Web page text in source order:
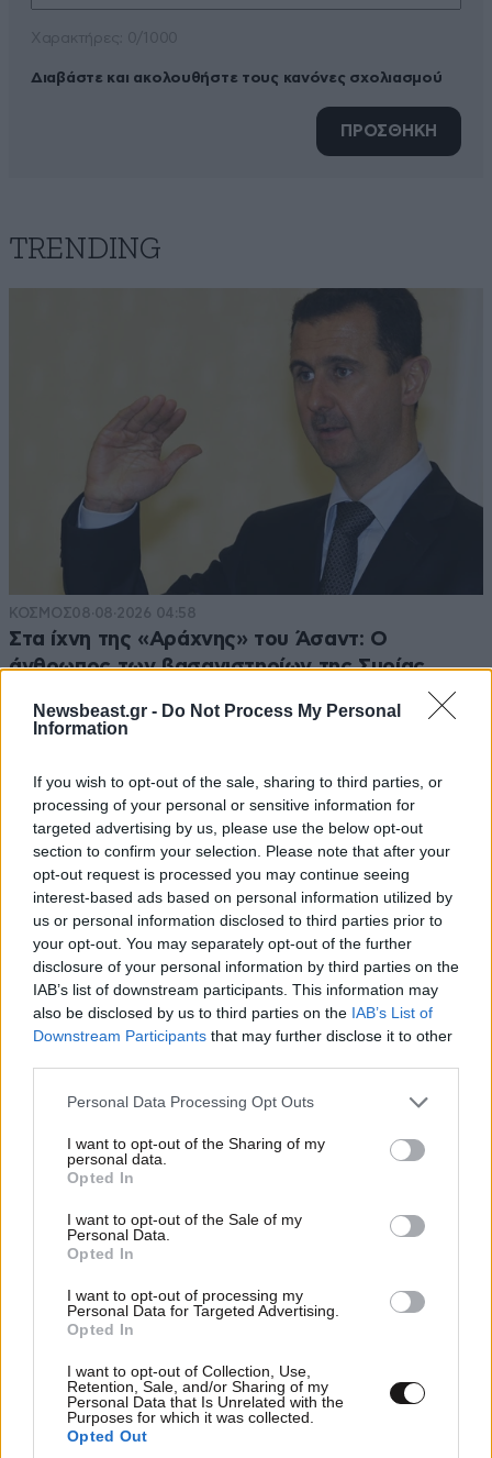
Newsbeast.gr - Do Not Process My Personal
Information
If you wish to opt-out of the sale, sharing to third parties, or
processing of your personal or sensitive information for
targeted advertising by us, please use the below opt-out
section to confirm your selection. Please note that after your
opt-out request is processed you may continue seeing
interest-based ads based on personal information utilized by
us or personal information disclosed to third parties prior to
your opt-out. You may separately opt-out of the further
disclosure of your personal information by third parties on the
IAB’s list of downstream participants. This information may
also be disclosed by us to third parties on the IAB’s List of
Downstream Participants that may further disclose it to other
Please note that this website/app uses one or more Google
not limited to your visit or usage behaviour. You may click to
grant or deny consent to Google and its third-party tags to
use your data for below specified purposes in below Google
consent section.
Personal Data Processing Opt Outs
I want to opt-out of the Sharing of my
personal data.
Opted In
I want to opt-out of the Sale of my
Personal Data.
Opted In
I want to opt-out of processing my
Personal Data for Targeted Advertising.
Opted In
I want to opt-out of Collection, Use,
Retention, Sale, and/or Sharing of my
Personal Data that Is Unrelated with the
Purposes for which it was collected.
Opted Out
Διαβάστε και ακολουθήστε τους κανόνες σχολιασμού
ΠΡΟΣΘΗΚΗ
TRENDING
ΚΟΣΜΟΣ08·08·2026 04:58
Στα ίχνη της «Αράχνης» του Άσαντ: Ο
άνθρωπος των βασανιστηρίων της Συρίας